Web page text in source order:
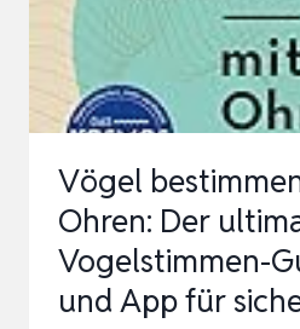
ÖGEL I
Vögel
Ohren: Der
Vogelstimmen-
und App für